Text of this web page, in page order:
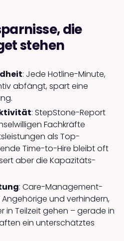
die
stehen
: Jede Hotline-Minute,
abfängt, spart eine
: StepStone-Report
Fachkräfte
als Top-
Time-to-Hire bleibt oft
aber die Kapazitäts­
: Care-Management-
und verhindern,
in Teilzeit gehen – gerade in
ein unterschätztes